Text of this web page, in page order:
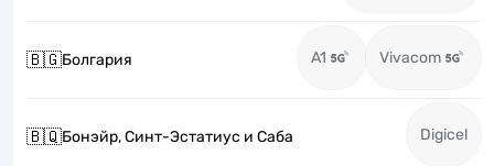
🇧🇬Болгария A1 Vivacom
🇧🇶Бонэйр, Синт-Эстатиус и Саба Digicel